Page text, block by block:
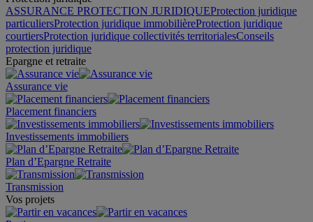
ASSURANCE PROTECTION JURIDIQUEProtection juridique
particuliersProtection juridique immobilièreProtection juridique
courtiersProtection juridique collectivités territorialesConseils
protection juridique
Epargne et retraite
Assurance vie
Placement financiers
Investissements immobiliers
Plan d’Epargne Retraite
Transmission
Vos projets